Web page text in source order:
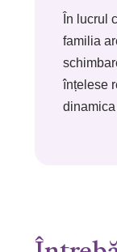
În lucrul
familia
înțelese